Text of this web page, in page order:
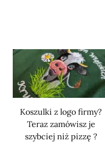
Koszulki z logo firmy?
Teraz zamówisz je
szybciej niż pizzę ?